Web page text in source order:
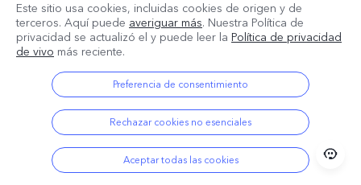
Este sitio usa cookies, incluidas cookies de origen y de
terceros. Aquí puede averiguar más. Nuestra Política de
privacidad se actualizó el y puede leer la Política de privacidad
de vivo más reciente.
Preferencia de consentimiento
Rechazar cookies no esenciales
Aceptar todas las cookies